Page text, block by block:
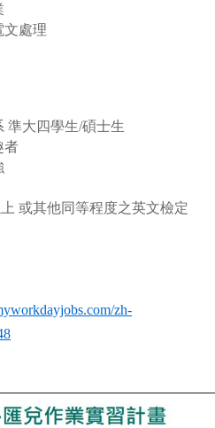
文處理
準大四學生/碩士生
者
或其他同等程度之英文檢定
zh-